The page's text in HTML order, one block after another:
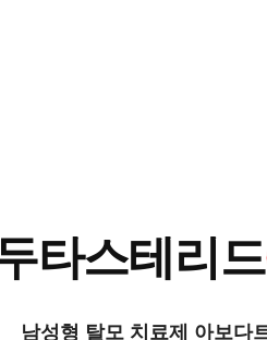
타스테리드
남성형 탈모 치료제 아보다